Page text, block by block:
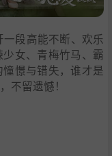
段高能不断、欢乐
女、青梅竹马、霸
憬与错失，谁才是
不留遗憾！